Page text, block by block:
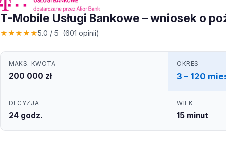
T-Mobile Usługi Bankowe – wniosek o
★★★★★5.0 / 5 (601 opinii)
MAKS. KWOTA
200 000 zł
OKRES
3 – 120
DECYZJA
24 godz.
WIEK
15 minut